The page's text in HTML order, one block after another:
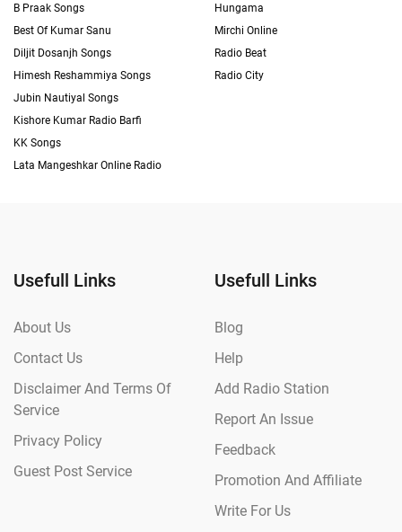
B Praak Songs
Best Of Kumar Sanu
Diljit Dosanjh Songs
Himesh Reshammiya Songs
Jubin Nautiyal Songs
Kishore Kumar Radio Barfi
KK Songs
Lata Mangeshkar Online Radio
Hungama
Mirchi Online
Radio Beat
Radio City
Usefull Links
About Us
Contact Us
Disclaimer And Terms Of
Service
Privacy Policy
Guest Post Service
Usefull Links
Blog
Help
Add Radio Station
Report An Issue
Feedback
Promotion And Affiliate
Write For Us